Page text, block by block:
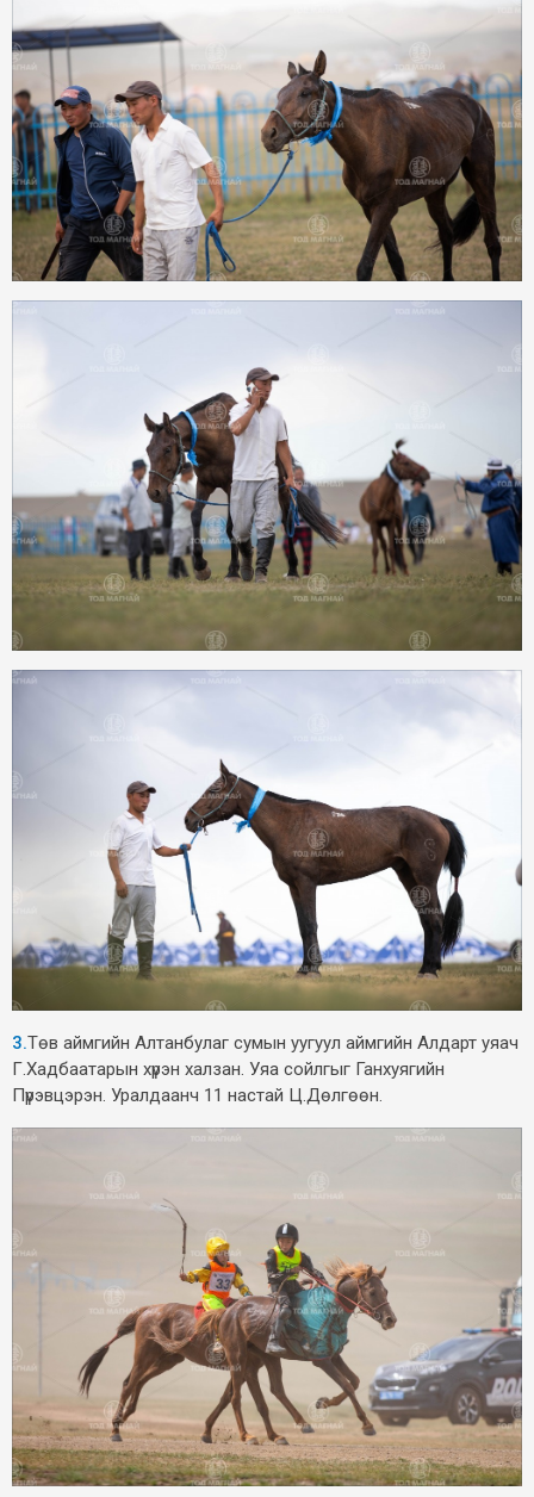
3.Төв аймгийн Алтанбулаг сумын уугуул аймгийн Алдарт уяач
Г.Хадбаатарын хүрэн халзан. Уяа сойлгыг Ганхуягийн
Пүрэвцэрэн. Уралдаанч 11 настай Ц.Дөлгөөн.